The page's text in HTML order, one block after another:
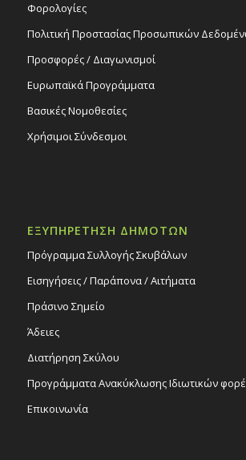
Φορολογίες
Πολιτική Προστασίας Προσωπικών
Προσφορές / Διαγωνισμοί
Ευρωπαϊκά Προγράμματα
Βασικές Νομοθεσίες
Χρήσιμοι Σύνδεσμοι
ΕΞΥΠΗΡΕΤΗΣΗ ΔΗΜΟΤΩΝ
Πρόγραμμα Συλλογής Σκυβάλων
Εισηγήσεις / Παράπονα / Αιτήματα
Πράσινο Σημείο
Άδειες
Διατήρηση Σκύλου
Προγράμματα Ανακύκλωσης Ιδιωτικών
Επικοινωνία